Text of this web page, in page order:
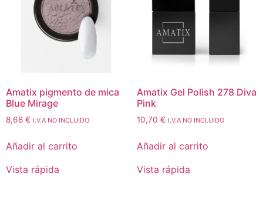
Amatix pigmento de mica
Blue Mirage
8,68 € I.V.A NO INCLUIDO
Añadir al carrito
Vista rápida
Amatix Gel Polish 278 Diva
Pink
10,70 € I.V.A NO INCLUIDO
Añadir al carrito
Vista rápida